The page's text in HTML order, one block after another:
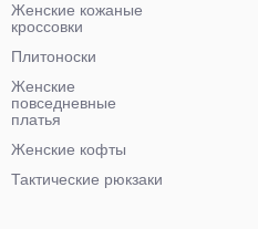
Женские кожаные
кроссовки
Плитоноски
Женские
повседневные
платья
Женские кофты
Тактические рюкзаки